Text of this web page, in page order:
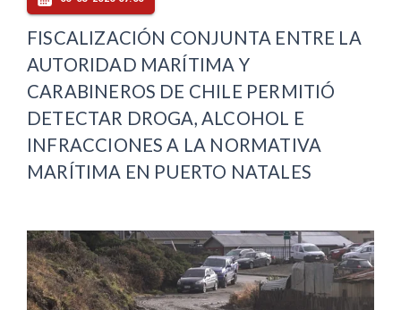
FISCALIZACIÓN CONJUNTA ENTRE LA
AUTORIDAD MARÍTIMA Y
CARABINEROS DE CHILE PERMITIÓ
DETECTAR DROGA, ALCOHOL E
INFRACCIONES A LA NORMATIVA
MARÍTIMA EN PUERTO NATALES